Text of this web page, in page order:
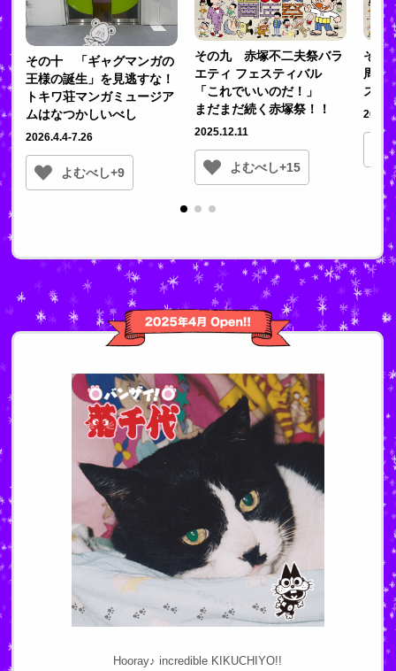
その十 「ギャグマンガの
王様の誕生」を見逃すな！
トキワ荘マンガミュージア
ムはなつかしいべし
2026.4.4-7.26
よむべし+9
その九 赤塚不二夫祭バラ
エティ フェスティバル
「これでいいのだ！」
まだまだ続く赤塚祭！！
2025.12.11
よむべし+15
その
周年
ステ
Hooray♪ incredible KIKUCHIYO!!